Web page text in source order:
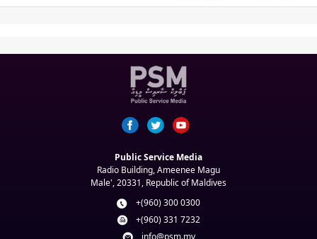
Public Service Media
Radio Building, Ameenee Magu
Male', 20331, Republic of Maldives
+(960) 300 0300
+(960) 331 7232
info@psm.mv